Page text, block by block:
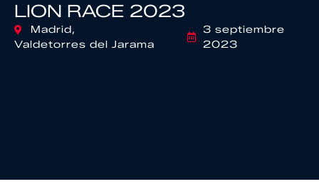
LION RACE 2023
Madrid,
Valdetorres del Jarama
3 septiembre
2023